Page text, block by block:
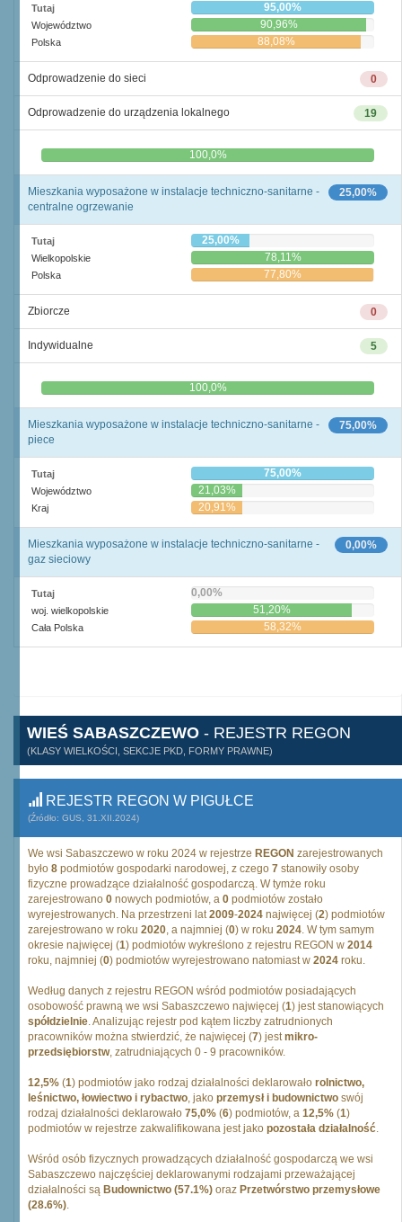
Tutaj 95,00%
Województwo 90,96%
Polska 88,08%
0
Odprowadzenie do sieci
19
Odprowadzenie do urządzenia lokalnego
0,0% 100,0%
25,00%
Mieszkania wyposażone w instalacje techniczno-sanitarne -
centralne ogrzewanie
Tutaj 25,00%
Wielkopolskie 78,11%
Polska 77,80%
0
Zbiorcze
5
Indywidualne
0,0% 100,0%
75,00%
Mieszkania wyposażone w instalacje techniczno-sanitarne -
piece
Tutaj 75,00%
Województwo 21,03%
Kraj 20,91%
0,00%
Mieszkania wyposażone w instalacje techniczno-sanitarne -
gaz sieciowy
Tutaj 0,00%
woj. wielkopolskie 51,20%
Cała Polska 58,32%
WIEŚ SABASZCZEWO - REJESTR REGON
(KLASY WIELKOŚCI, SEKCJE PKD, FORMY PRAWNE)
REJESTR REGON W PIGUŁCE
(Źródło: GUS, 31.XII.2024)
We wsi Sabaszczewo w roku 2024 w rejestrze REGON zarejestrowanych
było 8 podmiotów gospodarki narodowej, z czego 7 stanowiły osoby
fizyczne prowadzące działalność gospodarczą. W tymże roku
zarejestrowano 0 nowych podmiotów, a 0 podmiotów zostało
wyrejestrowanych. Na przestrzeni lat2009-2024 najwięcej (2) podmiotów
zarejestrowano w roku 2020, a najmniej (0) w roku 2024. W tym samym
okresie najwięcej (1) podmiotów wykreślono z rejestru REGON w 2014
roku, najmniej (0) podmiotów wyrejestrowano natomiast w 2024 roku.
Według danych z rejestru REGON wśród podmiotów posiadających
osobowość prawną we wsi Sabaszczewo najwięcej (1) jest stanowiących
spółdzielnie. Analizując rejestr pod kątem liczby zatrudnionych
pracowników można stwierdzić, że najwięcej (7) jestmikro-
przedsiębiorstw, zatrudniających 0 - 9 pracowników.
12,5% (1) podmiotów jako rodzaj działalności deklarowało rolnictwo,
leśnictwo, łowiectwo i rybactwo, jako przemysł i budownictwo swój
rodzaj działalności deklarowało 75,0% (6) podmiotów, a 12,5% (1)
podmiotów w rejestrze zakwalifikowana jest jako pozostała działalność.
Wśród osób fizycznych prowadzących działalność gospodarczą we wsi
Sabaszczewo najczęściej deklarowanymi rodzajami przeważającej
działalności są Budownictwo (57.1%) oraz Przetwórstwo przemysłowe
(28.6%).